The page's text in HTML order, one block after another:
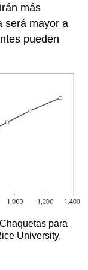
más
será mayor a
pueden
para
University,